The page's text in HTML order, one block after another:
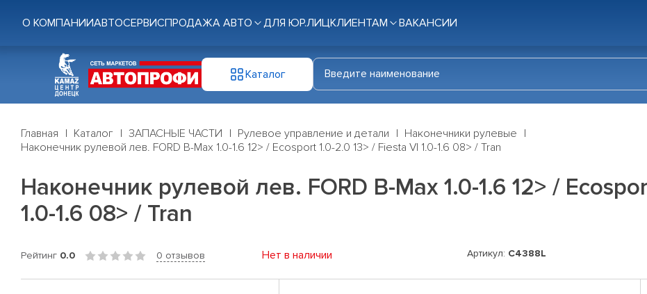
О КОМПАНИИАВТОСЕРВИСПРОДАЖА АВТО ДЛЯ ЮР.ЛИЦКЛИЕНТАМ ВАКАНСИИ
Каталог
Главная Каталог ЗАПАСНЫЕ ЧАСТИ Рулевое управление и детали
Наконечники рулевые
Наконечник рулевой лев. FORD B-Max 1.0-1.6 12> / Ecosport 1.0-2.0 13> / Fiesta VI 1.0-1.6 08> / Tran
Наконечник рулевой лев. FORD B-Max 1.0-1.6 12> /
1.0-1.6 08> / Tran
Рейтинг 0.0 0 отзывов Нет в наличии Артикул: C4388L